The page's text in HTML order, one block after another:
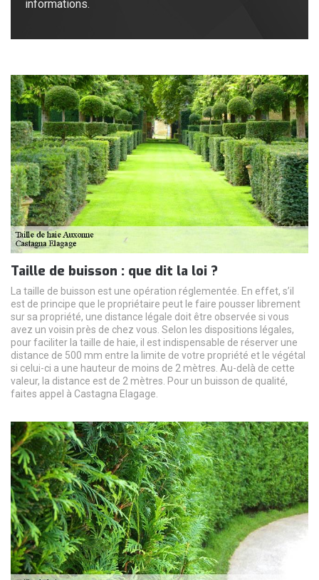
informations.
Taille de buisson : que dit la loi ?
La taille de buisson est une opération réglementée. En effet, s’il
est de principe que le propriétaire peut le faire pousser librement
sur sa propriété, une distance légale doit être observée si vous
avez un voisin près de chez vous. Selon les dispositions légales,
pour faciliter la taille de haie, il est indispensable de réserver une
distance de 500 mm entre la limite de votre propriété et le végétal
si celui-ci a une hauteur de moins de 2 mètres. Au-delà de cette
valeur, la distance est de 2 mètres. Pour un buisson de qualité,
faites appel à Castagna Elagage.